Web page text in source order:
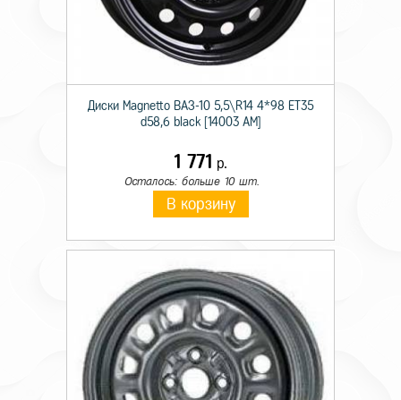
Диски Magnetto ВАЗ-10 5,5\R14 4*98 ET35
d58,6 black [14003 AM]
1 771 р.
Осталось: больше 10 шт.
В корзину